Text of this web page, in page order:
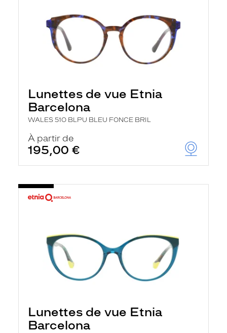
Lunettes de vue Etnia
Barcelona
WALES 51O BLPU BLEU FONCE BRIL
À partir de
195,00 €
Lunettes de vue Etnia
Barcelona